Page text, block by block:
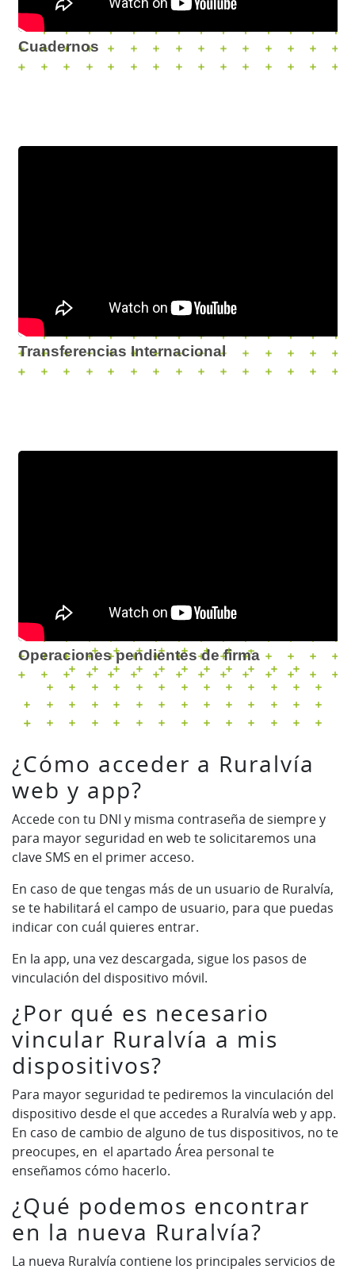
Cuadernos
Transferencias Internacional
Operaciones pendientes de firma
¿Cómo acceder a Ruralvía
web y app?
Accede con tu DNI y misma contraseña de siempre y
para mayor seguridad en web te solicitaremos una
clave SMS en el primer acceso.
En caso de que tengas más de un usuario de Ruralvía,
se te habilitará el campo de usuario, para que puedas
indicar con cuál quieres entrar.
En la app, una vez descargada, sigue los pasos de
vinculación del dispositivo móvil.
¿Por qué es necesario
vincular Ruralvía a mis
dispositivos?
Para mayor seguridad te pediremos la vinculación del
dispositivo desde el que accedes a Ruralvía web y app.
En caso de cambio de alguno de tus dispositivos, no te
preocupes, en el apartado Área personal te
enseñamos cómo hacerlo.
¿Qué podemos encontrar
en la nueva Ruralvía?
La nueva Ruralvía contiene los principales servicios de